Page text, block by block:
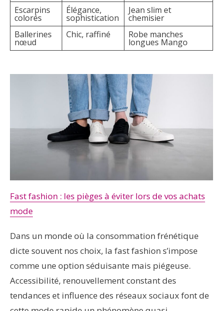
Escarpins
colorés
Élégance,
sophistication
Jean slim et
chemisier
Ballerines
nœud
Chic, raffiné Robe manches
longues Mango
Fast fashion : les pièges à éviter lors de vos achats
mode
Dans un monde où la consommation frénétique
dicte souvent nos choix, la fast fashion s’impose
comme une option séduisante mais piégeuse.
Accessibilité, renouvellement constant des
tendances et influence des réseaux sociaux font de